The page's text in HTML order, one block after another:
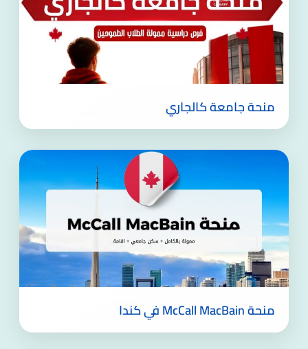
منحة جامعة كالجاري
منحة McCall MacBain في كندا